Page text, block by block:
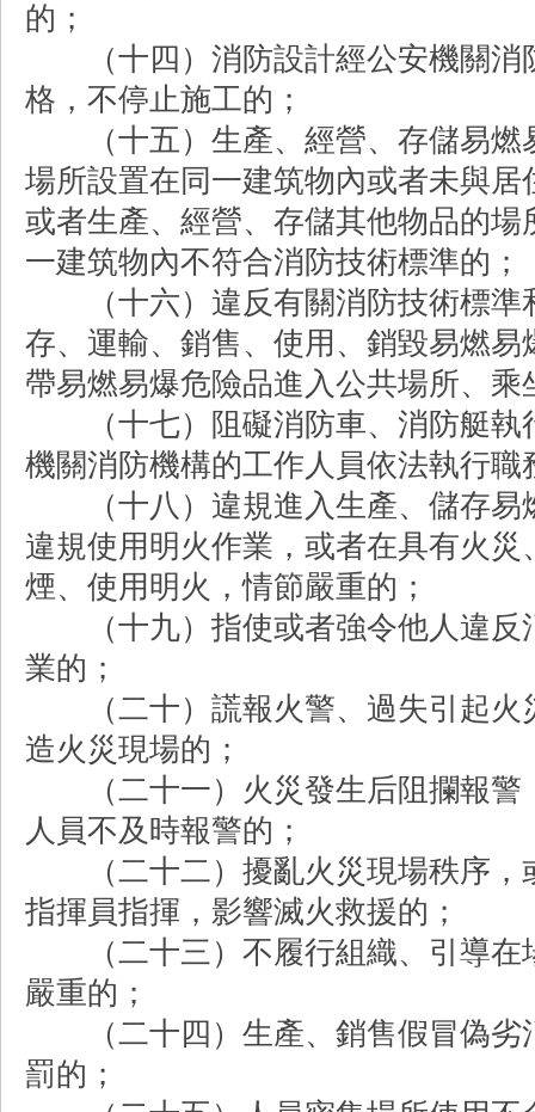
的；
（十四）消防設計經公安機關消
格，不停止施工的；
（十五）生產、經營、存儲易燃
場所設置在同一建筑物內或者未與
或者生產、經營、存儲其他物品的
一建筑物內不符合消防技術標準的；
（十六）違反有關消防技術標準
存、運輸、銷售、使用、銷毀易燃
帶易燃易爆危險品進入公共場所、
（十七）阻礙消防車、消防艇執
機關消防機構的工作人員依法執行職
（十八）違規進入生產、儲存易
違規使用明火作業，或者在具有火
煙、使用明火，情節嚴重的；
（十九）指使或者強令他人違反
業的；
（二十）謊報火警、過失引起火
造火災現場的；
（二十一）火災發生后阻攔報警
人員不及時報警的；
（二十二）擾亂火災現場秩序，
指揮員指揮，影響滅火救援的；
（二十三）不履行組織、引導在
嚴重的；
（二十四）生產、銷售假冒偽劣
罰的；